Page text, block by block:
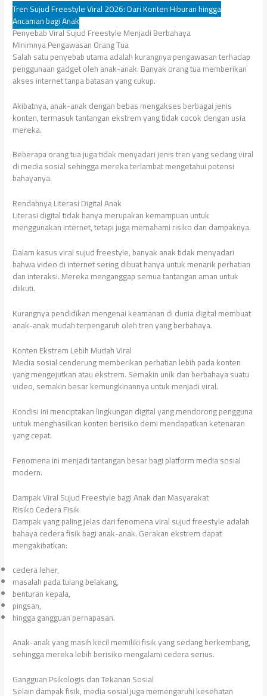
Tren Sujud Freestyle Viral 2026: Dari Konten Hiburan hingga
Ancaman bagi Anak
Penyebab Viral Sujud Freestyle Menjadi Berbahaya
Minimnya Pengawasan Orang Tua
Salah satu penyebab utama adalah kurangnya pengawasan terhadap
penggunaan gadget oleh anak-anak. Banyak orang tua memberikan
akses internet tanpa batasan yang cukup.
Akibatnya, anak-anak dengan bebas mengakses berbagai jenis
konten, termasuk tantangan ekstrem yang tidak cocok dengan usia
mereka.
Beberapa orang tua juga tidak menyadari jenis tren yang sedang viral
di media sosial sehingga mereka terlambat mengetahui potensi
bahayanya.
Rendahnya Literasi Digital Anak
Literasi digital tidak hanya merupakan kemampuan untuk
menggunakan internet, tetapi juga memahami risiko dan dampaknya.
Dalam kasus viral sujud freestyle, banyak anak tidak menyadari
bahwa video di internet sering dibuat hanya untuk menarik perhatian
dan interaksi. Mereka menganggap semua tantangan aman untuk
diikuti.
Kurangnya pendidikan mengenai keamanan di dunia digital membuat
anak-anak mudah terpengaruh oleh tren yang berbahaya.
Konten Ekstrem Lebih Mudah Viral
Media sosial cenderung memberikan perhatian lebih pada konten
yang mengejutkan atau ekstrem. Semakin unik dan berbahaya suatu
video, semakin besar kemungkinannya untuk menjadi viral.
Kondisi ini menciptakan lingkungan digital yang mendorong pengguna
untuk menghasilkan konten berisiko demi mendapatkan ketenaran
yang cepat.
Fenomena ini menjadi tantangan besar bagi platform media sosial
modern.
Dampak Viral Sujud Freestyle bagi Anak dan Masyarakat
Risiko Cedera Fisik
Dampak yang paling jelas dari fenomena viral sujud freestyle adalah
bahaya cedera fisik bagi anak-anak. Gerakan ekstrem dapat
mengakibatkan:
cedera leher,
masalah pada tulang belakang,
benturan kepala,
pingsan,
hingga gangguan pernapasan.
Anak-anak yang masih kecil memiliki fisik yang sedang berkembang,
sehingga mereka lebih berisiko mengalami cedera serius.
Gangguan Psikologis dan Tekanan Sosial
Selain dampak fisik, media sosial juga memengaruhi kesehatan